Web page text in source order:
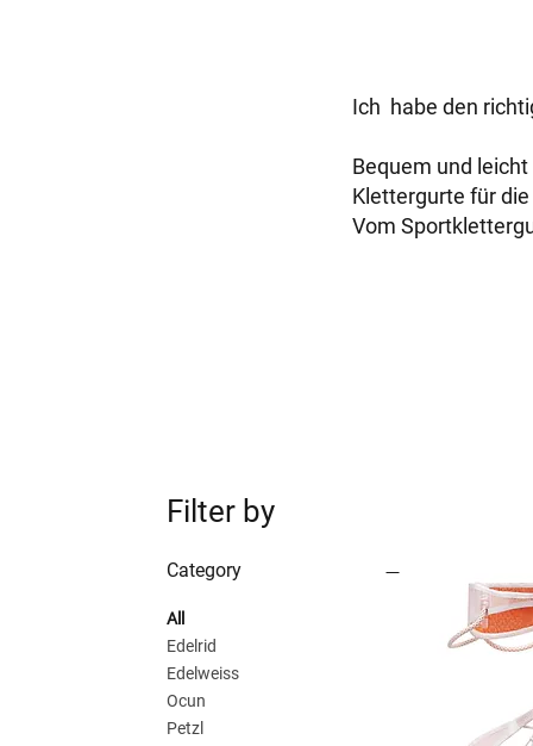
Filter by
Category
All
Edelrid
Edelweiss
Ocun
Petzl
Ich habe den
Bequem und
Klettergurte für
Vom